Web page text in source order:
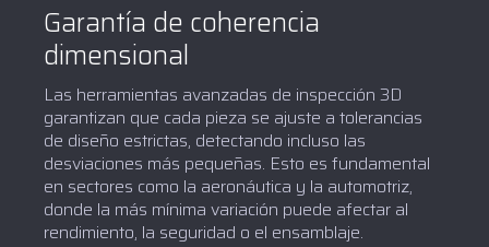
Garantía de coherencia
dimensional
Las herramientas avanzadas de inspección 3D
garantizan que cada pieza se ajuste a tolerancias
de diseño estrictas, detectando incluso las
desviaciones más pequeñas. Esto es fundamental
en sectores como la aeronáutica y la automotriz,
donde la más mínima variación puede afectar al
rendimiento, la seguridad o el ensamblaje.